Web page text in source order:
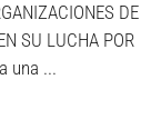
DE
SU LUCHA POR
una ...